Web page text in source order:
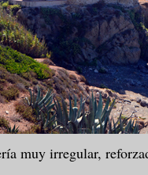
muy irregular,